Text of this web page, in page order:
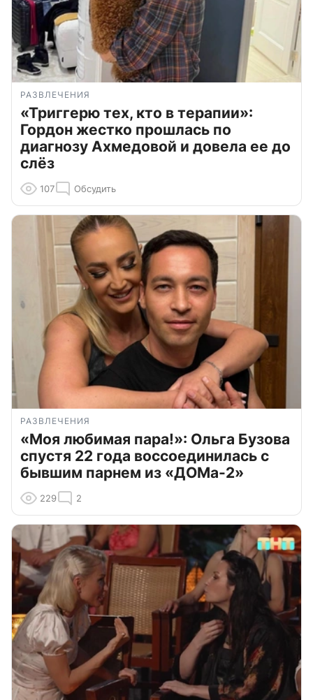
РАЗВЛЕЧЕНИЯ
«Триггерю тех, кто в терапии»:
Гордон жестко прошлась по
диагнозу Ахмедовой и довела ее до
слёз
107 Обсудить
РАЗВЛЕЧЕНИЯ
«Моя любимая пара!»: Ольга Бузова
спустя 22 года воссоединилась с
бывшим парнем из «ДОМа-2»
229 2